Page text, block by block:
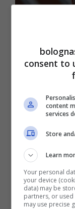
Calcio
Italia,
sul
tocca
10 Luglio 2026
consent to
content
services
Store
Learn
Your personal
your device
data) may be
partners, or
may use precise